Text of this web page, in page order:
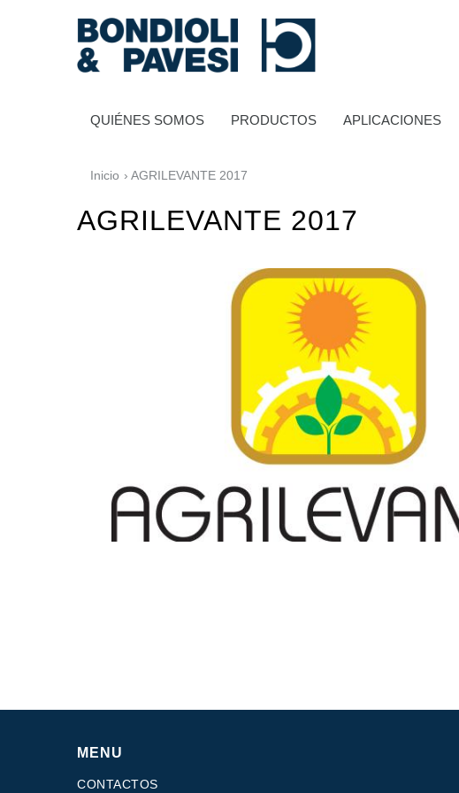
QUIÉNES SOMOS PRODUCTOS APLICACIONES
Cajas de engranajes estándares
Cajas de engranajes fabricados para Bondioli & Pavesi
Cajas de engranajes de ejes paralelos
Cajas de engranajes especiales
Embragues multidisco control hidráulico
Bombas y motores de engranajes
Bombas y motores de pistones axiales
Inicio › AGRILEVANTE 2017
AGRILEVANTE 2017
MENU
CONTACTOS